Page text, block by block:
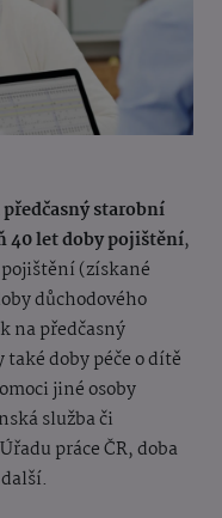
starobní
40 let doby pojištění,
(získané
důchodového
na předčasný
doby péče o dítě
jiné osoby
služba či
práce ČR, doba